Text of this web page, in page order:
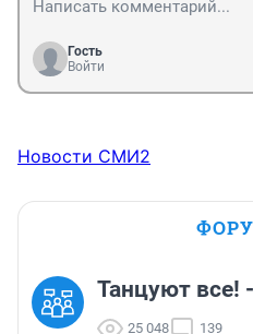
Гость
Войти
Новости СМИ2
Танцуют все!
25 048 139